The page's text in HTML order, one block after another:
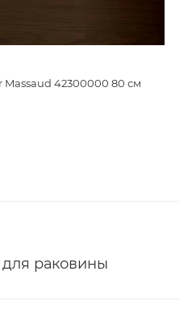
раковина Axor Massaud 42300000 80 см
раковины